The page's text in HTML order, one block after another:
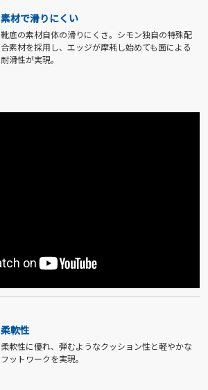
素材で滑りにくい
靴底の素材自体の滑りにくさ。シモン独自の特殊配
合素材を採用し、エッジが摩耗し始めても面による
耐滑性が実現。
柔軟性
柔軟性に優れ、弾むようなクッション性と軽やかな
フットワークを実現。